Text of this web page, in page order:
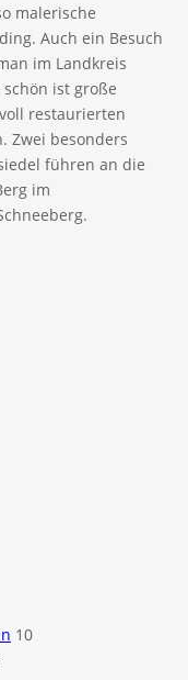
malerische
Auch ein Besuch
im Landkreis
ist große
restaurierten
Zwei besonders
führen an die
im
10